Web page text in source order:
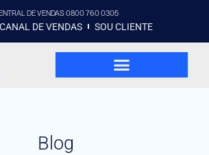
DE VENDAS 0800 760 0305
DE VENDAS SOU CLIENTE
Blog